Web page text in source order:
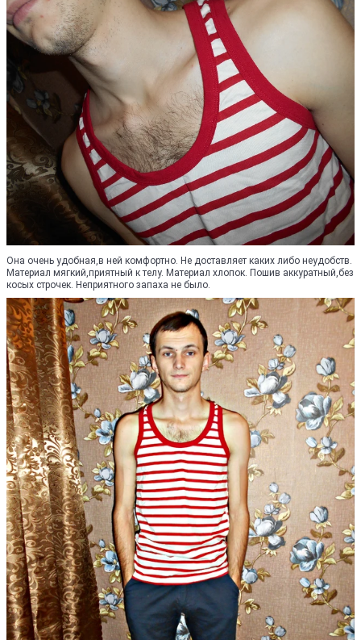
Она очень удобная,в ней комфортно. Не доставляет каких либо неудобств.
Материал мягкий,приятный к телу. Материал хлопок. Пошив аккуратный,без
косых строчек. Неприятного запаха не было.